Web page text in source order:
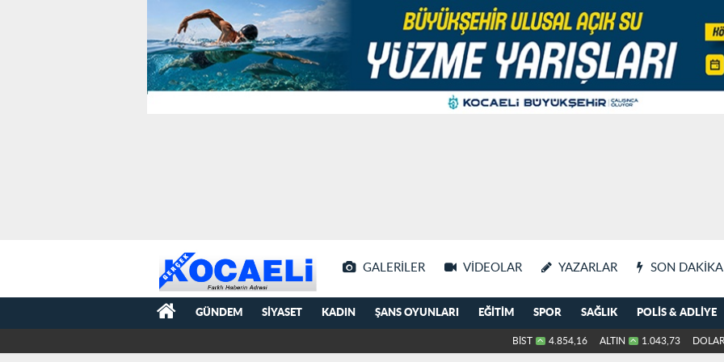
GALERILER VIDEOLAR YAZARLAR SON DAKIKA
GÜNDEM SIYASET KADIN ŞANS OYUNLARI EĞITIM SPOR SAĞLIK POLIS & ADLIYE
BİST 4.854,16 ALTIN 1.043,73